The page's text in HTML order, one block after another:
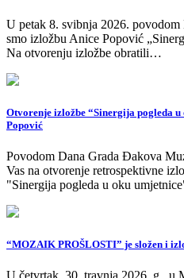
U petak 8. svibnja 2026.
smo izložbu Anice Popović
Na otvorenju izložbe obratili…
Otvorenje izložbe “Sinergija pogleda
Popović
Povodom Dana Grada Đakova
Vas na otvorenje retrospektivne
"Sinergija pogleda u oku
“MOZAIK PROŠLOSTI” je složen i